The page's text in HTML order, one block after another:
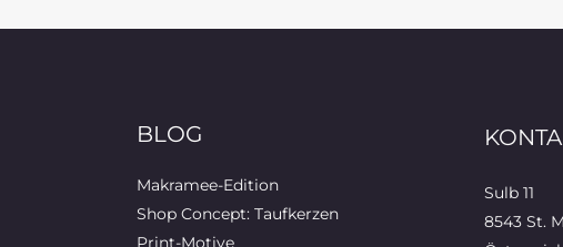
BLOG
Makramee-Edition
Shop Concept: Taufkerzen
Print-Motive
Sulb 11
8543 St.